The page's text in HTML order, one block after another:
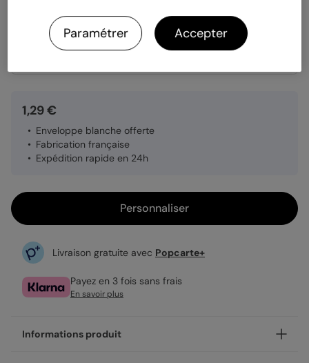
Quantité Échantillon personnalisé
1,29 €
Enveloppe blanche offerte
Fabrication française
Expédition rapide en 24h
Personnaliser
Livraison gratuite avec Popcarte+
Payez en 3 fois sans frais
En savoir plus
Informations produit
Paramétrer Accepter